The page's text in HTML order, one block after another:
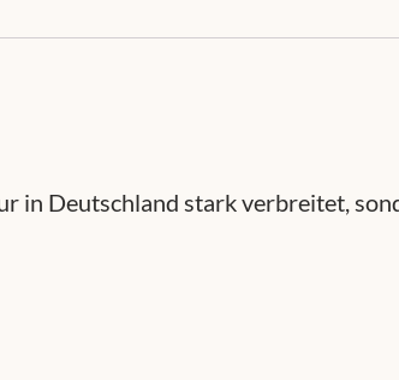
in Deutschland stark verbreitet,